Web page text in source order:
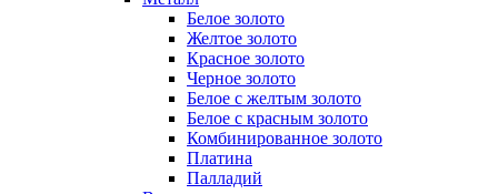
Белое золото
Желтое золото
Красное золото
Черное золото
Белое с желтым золото
Белое с красным золото
Комбинированное золото
Платина
Палладий